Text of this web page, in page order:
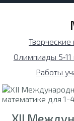
Творческие
Олимпиады 5‑11
Работы